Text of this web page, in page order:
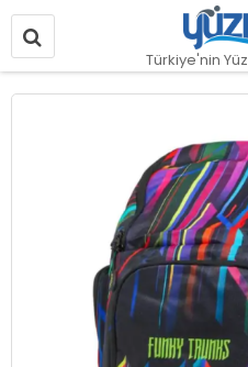
Türkiye'nin
Resim